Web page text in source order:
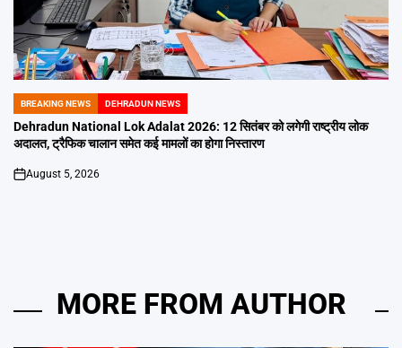
POSTED
IN
BREAKING NEWS DEHRADUN NEWS
Dehradun National Lok Adalat 2026: 12 सितंबर को लगेगी राष्ट्रीय लोक
अदालत, ट्रैफिक चालान समेत कई मामलों का होगा निस्तारण
on
August 5, 2026
MORE FROM AUTHOR